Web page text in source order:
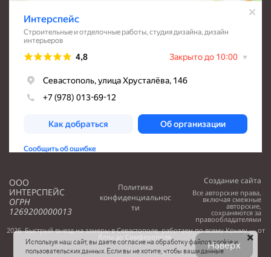
ООО
ИНТЕРСПЕЙС
ОГРН
1269200000013
Политика
конфиденциальнос
ти
Создание сайта
Все авторские права,
включая смежные
авторские,
сохраняются за
правообладателями
2026. Быстрый выезд на замеры в Севастополе, работаем по всему Крыму — от
Ялты до Симферополя.
Наверх
Используя наш сайт, вы даете согласие на обработку файлов cookie и
пользовательских данных. Если вы не хотите, чтобы ваши данные